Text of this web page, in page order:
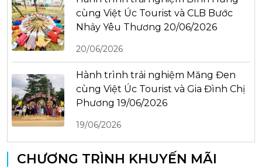
cùng Việt Úc Tourist và CLB Bước
Nhảy Yêu Thương 20/06/2026
20/06/2026
Hành trình trải nghiệm Măng Đen
cùng Việt Úc Tourist và Gia Đình Chị
Phương 19/06/2026
19/06/2026
CHƯƠNG TRÌNH KHUYẾN MÃI